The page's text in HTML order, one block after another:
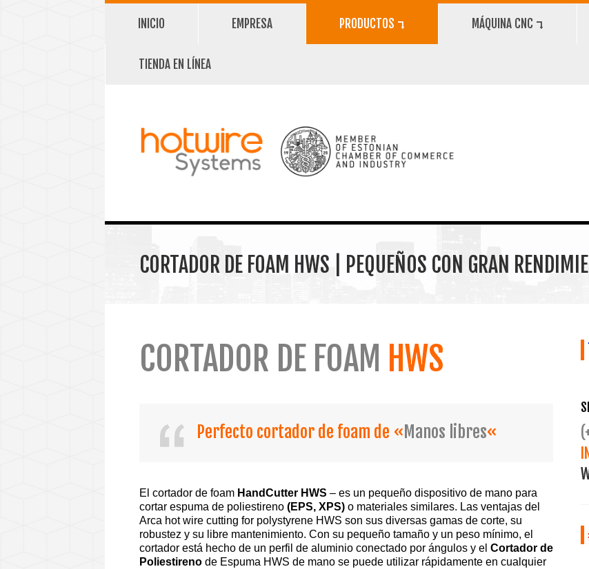
INICIO EMPRESA PRODUCTOS ⮧ MÁQUINA CNC ⮧
TIENDA EN LÍNEA
CORTADOR DE FOAM HWS | PEQUEÑOS CON GRAN
CORTADOR DE FOAM HWS
Perfecto cortador de foam de « Manos libres«
El cortador de foam HandCutter HWS – es un pequeño dispositivo de mano para
cortar espuma de poliestireno (EPS, XPS) o materiales similares. Las ventajas del
Arca hot wire cutting for polystyrene HWS son sus diversas gamas de corte, su
robustez y su libre mantenimiento. Con su pequeño tamaño y un peso mínimo, el
cortador está hecho de un perfil de aluminio conectado por ángulos y el Cortador de
Poliestireno de Espuma HWS de mano se puede utilizar rápidamente en cualquier